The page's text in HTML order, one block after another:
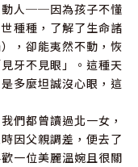
動人──因為孩子不懂
種種，了解了生命諸
，卻能夷然不動，恢
牙不見眼」。這種天
多麼坦誠沒心眼，這
們都曾讀過北一女，
因父親調差，便去了
一位美麗溫婉且很關